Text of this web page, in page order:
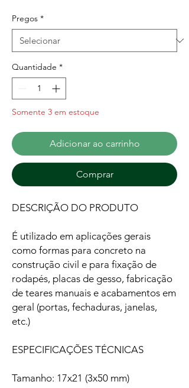
Pregos *
Quantidade *
Somente 3 em estoque
Adicionar ao carrinho
Comprar
DESCRIÇÃO DO PRODUTO
É utilizado em aplicações gerais
como formas para concreto na
construção civil e para fixação de
rodapés, placas de gesso, fabricação
de teares manuais e acabamentos em
geral (portas, fechaduras, janelas,
etc.)
ESPECIFICAÇÕES TÉCNICAS
Tamanho: 17x21 (3x50 mm)